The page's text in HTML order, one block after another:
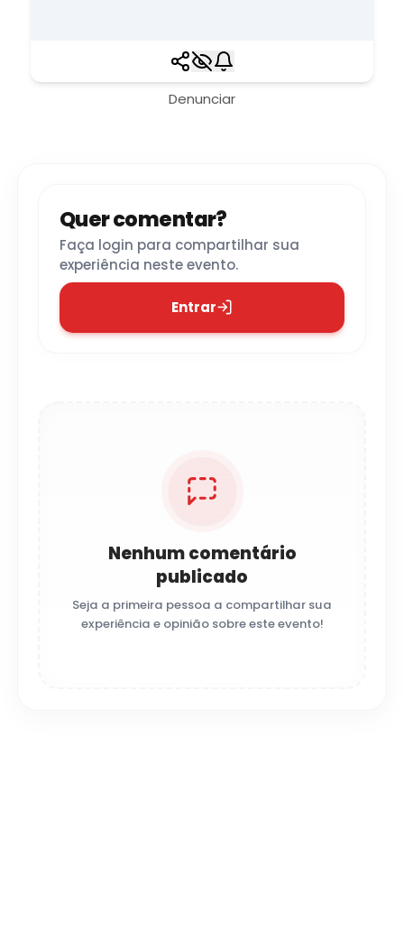
Denunciar
Quer comentar?
Faça login para compartilhar sua
experiência neste evento.
Entrar
Nenhum comentário
publicado
Seja a primeira pessoa a compartilhar sua
experiência e opinião sobre este evento!